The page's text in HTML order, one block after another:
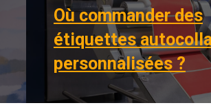
Où commander des
étiquettes
personnalisées ?